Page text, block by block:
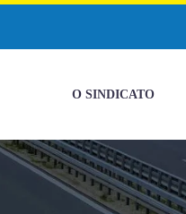
O SINDICATO